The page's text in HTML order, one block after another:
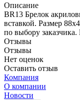
Описание
BR13 Брелок
вставкой. Размер
по выбору
Отзывы
Отзывы
Нет оценок
Оставить отзыв
Компания
О компании
Новости